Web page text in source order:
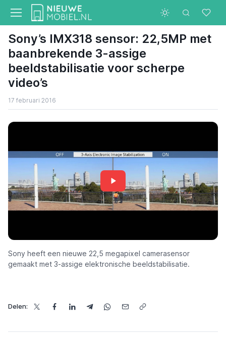
Sony’s IMX318 sensor: 22,5MP met
baanbrekende 3-assige
beeldstabilisatie voor scherpe
video’s
17 februari 2016
Sony heeft een nieuwe 22,5 megapixel camerasensor
gemaakt met 3-assige elektronische beeldstabilisatie.
Delen: